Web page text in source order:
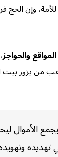
وإن الحج
والحواجز
من يزور بيت
الأموال